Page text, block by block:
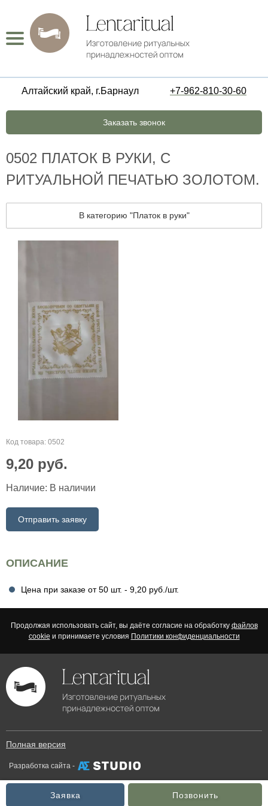
Алтайский край, г.Барнаул +7-962-810-30-60
Заказать звонок
0502 ПЛАТОК В РУКИ, С
РИТУАЛЬНОЙ ПЕЧАТЬЮ ЗОЛОТОМ.
В категорию "Платок в руки"
Код товара: 0502
9,20 руб.
Наличие: В наличии
Отправить заявку
ОПИСАНИЕ
Цена при заказе от 50 шт. - 9,20 руб./шт.
Продолжая использовать сайт, вы даёте согласие на обработку файлов
cookie и принимаете условия Политики конфиденциальности
Полная версия
Разработка сайта -
Заявка Позвонить